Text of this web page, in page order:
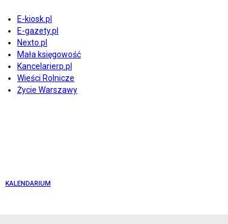
E-kiosk.pl
E-gazety.pl
Nexto.pl
Mała księgowość
Kancelarierp.pl
Wieści Rolnicze
Życie Warszawy
KALENDARIUM